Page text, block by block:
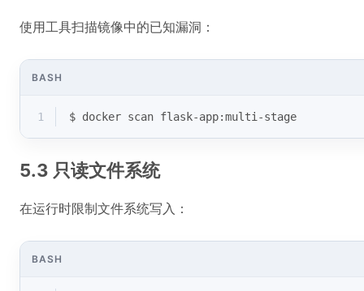
使用工具扫描镜像中的已知漏洞：
BASH
1 $ docker scan flask-app:multi-stage
5.3 只读文件系统
在运行时限制文件系统写入：
BASH